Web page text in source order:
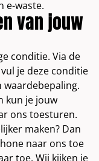
e-waste.
van jouw
conditie. Via de
je deze conditie
waardebepaling.
kun je jouw
ons toesturen.
maken? Dan
naar ons toe
toe. Wij kijken je